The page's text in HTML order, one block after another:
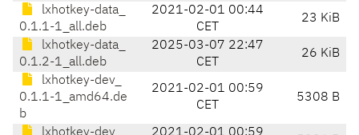
lxhotkey-data_
0.1.1-1_all.deb
2021-02-01 00:44
CET
23 KiB
lxhotkey-data_
0.1.2-1_all.deb
2025-03-07 22:47
CET
26 KiB
lxhotkey-dev_
0.1.1-1_amd64.de
b
2021-02-01 00:59
CET
5308 B